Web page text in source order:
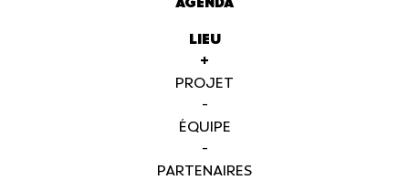
LIEU
+
PROJET
-
ÉQUIPE
-
PARTENAIRES